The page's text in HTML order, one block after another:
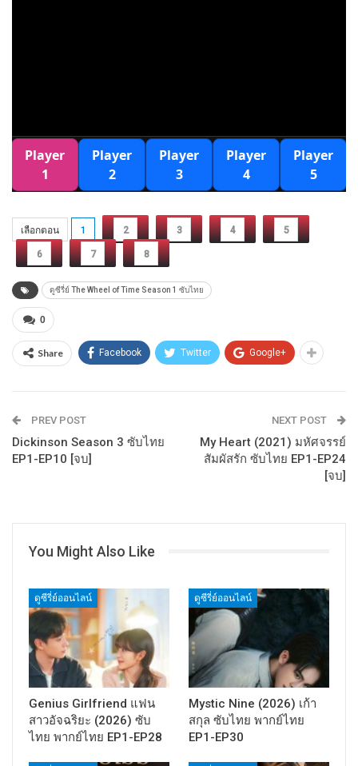
เลือกตอน 1 2 3 4 5
6 7 8
ดูซีรี่ย์ The Wheel of Time Season 1 ซับไทย
0
Share Facebook Twitter Google+
PREV POST
Dickinson Season 3 ซับไทย
EP1-EP10 [จบ]
NEXT POST
My Heart (2021) มหัศจรรย์
สัมผัสรัก ซับไทย EP1-EP24
[จบ]
You Might Also Like
ดูซีรี่ย์ออนไลน์
Genius Girlfriend แฟน
สาวอัจฉริยะ (2026) ซับ
ไทย พากย์ไทย EP1-EP28
ดูซีรี่ย์ออนไลน์
Mystic Nine (2026) เก้า
สกุล ซับไทย พากย์ไทย
EP1-EP30